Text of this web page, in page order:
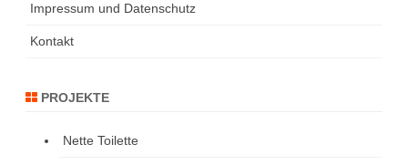
Impressum und Datenschutz
Kontakt
PROJEKTE
Nette Toilette